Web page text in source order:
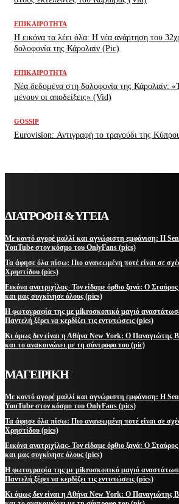
ΕΠΙΚΑΙΡΌΤΗΤΑ
H εικόνα τα λέει όλα: H νέα ανάρτηση του
δολοφονία της Κάρολαϊν (Pic)
ΕΠΙΚΑΙΡΌΤΗΤΑ
Νέα δεδομένα στη δολοφονία της Κάρολαϊν:
μένουν οι αποδείξεις» (Vid)
GOSSIP
Eurovision: Αντιγραφή το τραγούδι της
ΔΙΑΤΡΟΦΗ & ΥΓΕΙΑ
Με κοντό αγορέ μαλλί και αγνώριστη εμφάνιση: Η
YouTube στον κόσμο του OnlyFans (pics)
Τα άφησε όλα πίσω: Πιο ανανεωμένη ποτέ είναι σε
Χρηστίδου (pics)
Εικόνα ανατριχίλας- Τον είδαμε όρθιο ξανά: Ο
και μας συγκίνησε όλους (pics)
Η φωτογραφία της με μikroσκοπικό μαγιό
Παντελή ξέρει να κερδίζει τις εντυπώσεις (pics)
Κι όμως δεν είναι η Αθήνα New York: Ο Παναγιώτης
και το ανακοινώνει με τη σύντροφο του (pic)
ΜΑΓΕΙΡΙΚΗ
Με κοντό αγορέ μαλλί και αγνώριστη εμφάνιση: Η
YouTube στον κόσμο του OnlyFans (pics)
Τα άφησε όλα πίσω: Πιο ανανεωμένη ποτέ είναι σε
Χρηστίδου (pics)
Εικόνα ανατριχίλας- Τον είδαμε όρθιο ξανά: Ο
και μας συγκίνησε όλους (pics)
Η φωτογραφία της με μikroσκοπικό μαγιό
Παντελή ξέρει να κερδίζει τις εντυπώσεις (pics)
Κι όμως δεν είναι η Αθήνα New York: Ο Παναγιώτης